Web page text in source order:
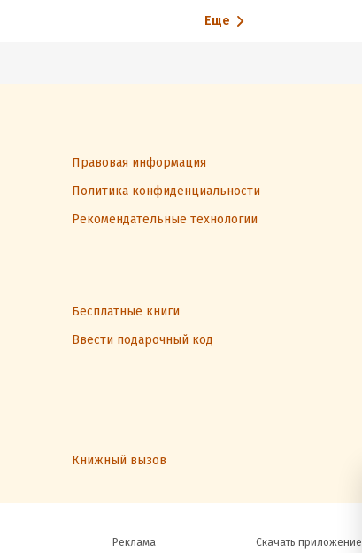
Еще
Правовая информация
Политика конфиденциальности
Рекомендательные технологии
Бесплатные книги
Ввести подарочный код
Книжный вызов
Реклама Скачать приложение